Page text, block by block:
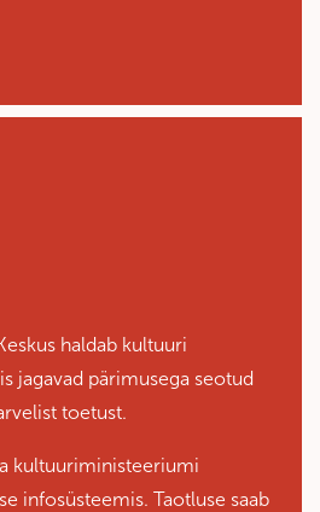
haldab kultuuri
jagavad pärimusega seotud
toetust.
kultuuriministeeriumi
infosüsteemis. Taotluse saab